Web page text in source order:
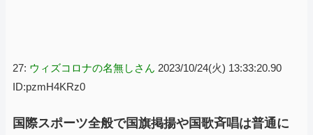
27: ウィズコロナの名無しさん 2023/10/24(火) 13:33:20.90
ID:pzmH4KRz0
国際スポーツ全般で国旗掲揚や国歌斉唱は普通に